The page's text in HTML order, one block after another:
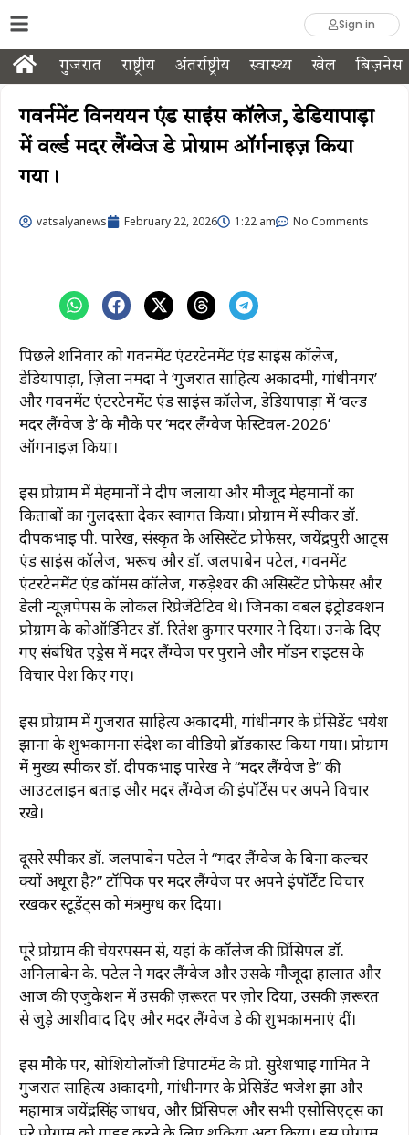
Sign in
गुजरात राष्ट्रीय अंतर्राष्ट्रीय स्वास्थ्य खेल बिज़नेस
गवर्नमेंट विनययन एंड साइंस कॉलेज, डेडियापाड़ा
में वर्ल्ड मदर लैंग्वेज डे प्रोग्राम ऑर्गनाइज़ किया
गया।
vatsalyanews February 22, 2026 1:22 am No Comments
पिछले शनिवार को गवर्नमेंट एंटरटेनमेंट एंड साइंस कॉलेज,
डेडियापाड़ा, ज़िला नर्मदा ने ‘गुजरात साहित्य अकादमी, गांधीनगर’
और गवर्नमेंट एंटरटेनमेंट एंड साइंस कॉलेज, डेडियापाड़ा में ‘वर्ल्ड
मदर लैंग्वेज डे’ के मौके पर ‘मदर लैंग्वेज फेस्टिवल-2026’
ऑर्गनाइज़ किया।
इस प्रोग्राम में मेहमानों ने दीप जलाया और मौजूद मेहमानों का
किताबों का गुलदस्ता देकर स्वागत किया। प्रोग्राम में स्पीकर डॉ.
दीपकभाई पी. पारेख, संस्कृत के असिस्टेंट प्रोफेसर, जयेंद्रपुरी आर्ट्स
एंड साइंस कॉलेज, भरूच और डॉ. जलपाबेन पटेल, गवर्नमेंट
एंटरटेनमेंट एंड कॉमर्स कॉलेज, गरुड़ेश्वर की असिस्टेंट प्रोफेसर और
डेली न्यूज़पेपर्स के लोकल रिप्रेजेंटेटिव थे। जिनका वर्बल इंट्रोडक्शन
प्रोग्राम के कोऑर्डिनेटर डॉ. रितेश कुमार परमार ने दिया। उनके दिए
गए संबंधित एड्रेस में मदर लैंग्वेज पर पुराने और मॉडर्न राइटर्स के
विचार पेश किए गए।
इस प्रोग्राम में गुजरात साहित्य अकादमी, गांधीनगर के प्रेसिडेंट भयेश
झाना के शुभकामना संदेश का वीडियो ब्रॉडकास्ट किया गया। प्रोग्राम
में मुख्य स्पीकर डॉ. दीपकभाई पारेख ने “मदर लैंग्वेज डे” की
आउटलाइन बताई और मदर लैंग्वेज की इंपॉर्टेंस पर अपने विचार
रखे।
दूसरे स्पीकर डॉ. जलपाबेन पटेल ने “मदर लैंग्वेज के बिना कल्चर
क्यों अधूरा है?” टॉपिक पर मदर लैंग्वेज पर अपने इंपॉर्टेंट विचार
रखकर स्टूडेंट्स को मंत्रमुग्ध कर दिया।
पूरे प्रोग्राम की चेयरपर्सन से, यहां के कॉलेज की प्रिंसिपल डॉ.
अनिलाबेन के. पटेल ने मदर लैंग्वेज और उसके मौजूदा हालात और
आज की एजुकेशन में उसकी ज़रूरत पर ज़ोर दिया, उसकी ज़रूरत
से जुड़े आशीर्वाद दिए और मदर लैंग्वेज डे की शुभकामनाएं दीं।
इस मौके पर, सोशियोलॉजी डिपार्टमेंट के प्रो. सुरेशभाई गामित ने
गुजरात साहित्य अकादमी, गांधीनगर के प्रेसिडेंट भजेश झा और
महामात्र जयेंद्रसिंह जाधव, और प्रिंसिपल और सभी एसोसिएट्स का